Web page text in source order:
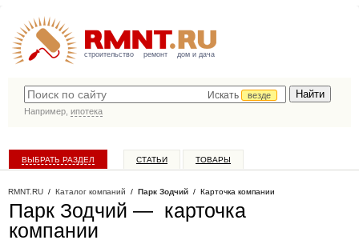
строительство ремонт дом и дача
Искать
везде
Например, ипотека
ВЫБРАТЬ РАЗДЕЛ СТАТЬИ ТОВАРЫ
RMNT.RU / Каталог компаний / Парк Зодчий / Карточка компании
Парк Зодчий — карточка
компании